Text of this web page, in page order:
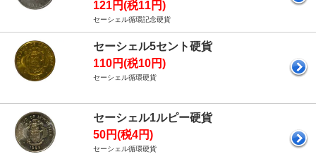
121円(税11円)
セーシェル循環記念硬貨
セーシェル5セント硬貨
110円(税10円)
セーシェル循環硬貨
セーシェル1ルピー硬貨
50円(税4円)
セーシェル循環硬貨